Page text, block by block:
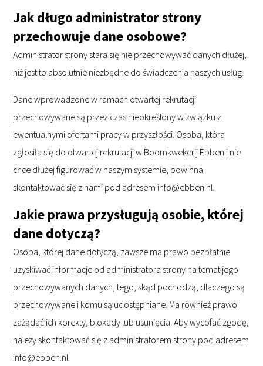
Jak długo administrator strony
przechowuje dane osobowe?
Administrator strony stara się nie przechowywać danych dłużej,
niż jest to absolutnie niezbędne do świadczenia naszych usług.
Dane wprowadzone w ramach otwartej rekrutacji
przechowywane są przez czas nieokreślony w związku z
ewentualnymi ofertami pracy w przyszłości. Osoba, która
zgłosiła się do otwartej rekrutacji w Boomkwekerij Ebben i nie
chce dłużej figurować w naszym systemie, powinna
skontaktować się z nami pod adresem info@ebben.nl.
Jakie prawa przysługują osobie, której
dane dotyczą?
Osoba, której dane dotyczą, zawsze ma prawo bezpłatnie
uzyskiwać informacje od administratora strony na temat jego
przechowywanych danych, tego, skąd pochodzą, dlaczego są
przechowywane i komu są udostępniane. Ma również prawo
zażądać ich korekty, blokady lub usunięcia. Aby wycofać zgodę,
należy skontaktować się z administratorem strony pod adresem
info@ebben.nl.